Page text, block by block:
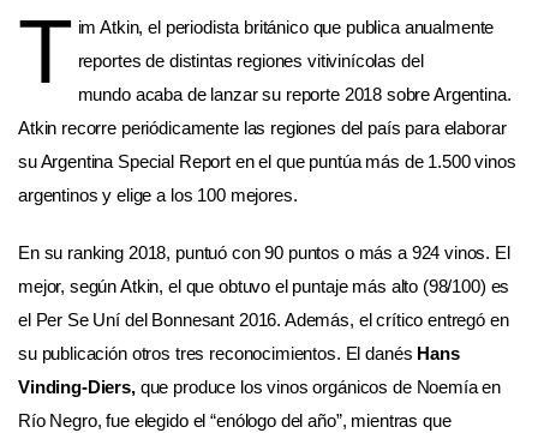
T im Atkin, el periodista británico que publica anualmente
reportes de distintas regiones vitivinícolas del
mundo acaba de lanzar su reporte 2018 sobre Argentina.
Atkin recorre periódicamente las regiones del país para elaborar
su Argentina Special Report en el que puntúa más de 1.500 vinos
argentinos y elige a los 100 mejores.
En su ranking 2018, puntuó con 90 puntos o más a 924 vinos. El
mejor, según Atkin, el que obtuvo el puntaje más alto (98/100) es
el Per Se Uní del Bonnesant 2016. Además, el crítico entregó en
su publicación otros tres reconocimientos. El danés Hans
Vinding-Diers,que produce los vinos orgánicos de Noemía en
Río Negro, fue elegido el “enólogo del año”, mientras que